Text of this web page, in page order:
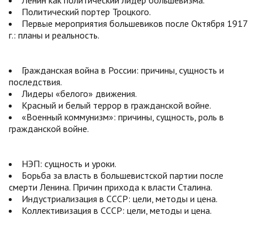
Политический портер Троцкого.
Первые мероприятия большевиков после Октября 1917
г.: планы и реальность.
Гражданская война в России: причины, сущность и
последствия.
Лидеры «белого» движения.
Красный и белый террор в гражданской войне.
«Военный коммунизм»: причины, сущность, роль в
гражданской войне.
НЭП: сущность и уроки.
Борьба за власть в большевистской партии после
смерти Ленина. Причин прихода к власти Сталина.
Индустриализация в СССР: цели, методы и цена.
Коллективизация в СССР: цели, методы и цена.